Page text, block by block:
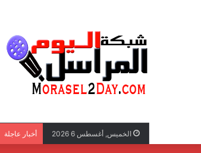
الخميس, أغسطس 6 2026 أخبار عاجلة